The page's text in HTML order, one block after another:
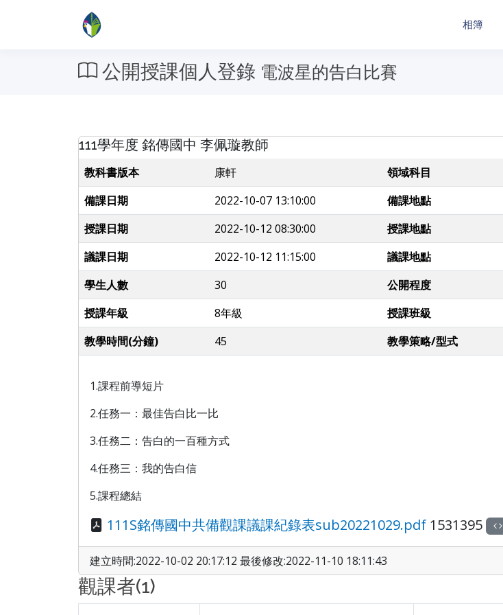
相簿
公開授課個人登錄 電波星的告白比賽
111學年度 銘傳國中 李佩璇教師
教科書版本 康軒 領域科目
備課日期
2022-10-07 13:10:00 備課地點
授課日期
2022-10-12 08:30:00 授課地點
議課日期
2022-10-12 11:15:00 議課地點
學生人數
30 公開程度
授課年級
8年級 授課班級
教學時間(分鐘)
45 教學策略/型式
1.課程前導短片
2.任務一：最佳告白比一比
3.任務二：告白的一百種方式
4.任務三：我的告白信
5.課程總結
111S銘傳國中共備觀課議課紀錄表sub20221029.pdf 1531395
建立時間:2022-10-02 20:17:12 最後修改:2022-11-10 18:11:43
觀課者(1)